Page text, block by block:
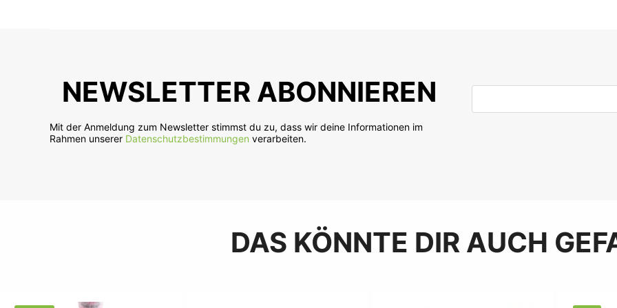
NEWSLETTER ABONNIEREN
Mit der Anmeldung zum Newsletter stimmst du zu, dass wir deine Informationen im
Rahmen unserer Datenschutzbestimmungen verarbeiten.
E-Mail-Adresse
DAS KÖNNTE DIR AUCH